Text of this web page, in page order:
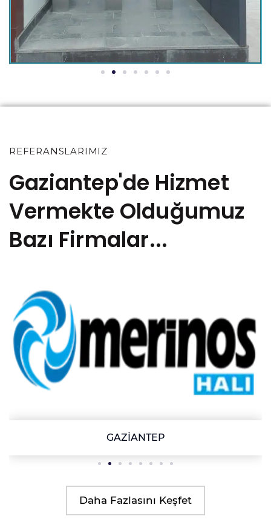
REFERANSLARIMIZ
Gaziantep'de Hizmet
Vermekte Olduğumuz
Bazı Firmalar...
GAZİANTEP
Daha Fazlasını Keşfet